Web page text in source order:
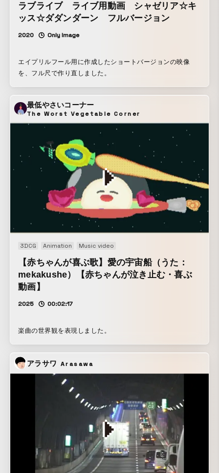
ラブライブ ライブ用動画 シャゼリア☆キ
ッス☆ダダンダーン フルバージョン
2020 Only Image
エイプリルフール用に作成したショートバージョンの映像
を、フル尺で作り直しました。
最低やさいコーナー
The Worst Vegetable Corner
3DCG Animation Music video
【赤ちゃんが喜ぶ歌】愛の宇宙船（うた：
mekakushe）【赤ちゃんが泣き止む・喜ぶ
動画】
2025 00:02:17
楽曲の世界観を表現しました。
アラサワ Arasawa